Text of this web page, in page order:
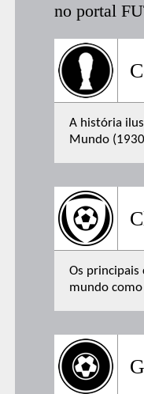
no portal
A história
Mundo
Os principais
mundo